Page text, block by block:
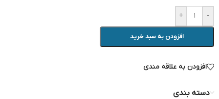
-
+
افزودن به سبد خرید
افزودن به علاقه مندی
دسته بندی